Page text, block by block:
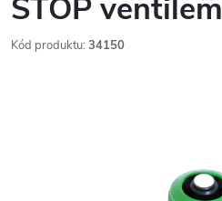
STOP ventilem
Kód produktu: 34150